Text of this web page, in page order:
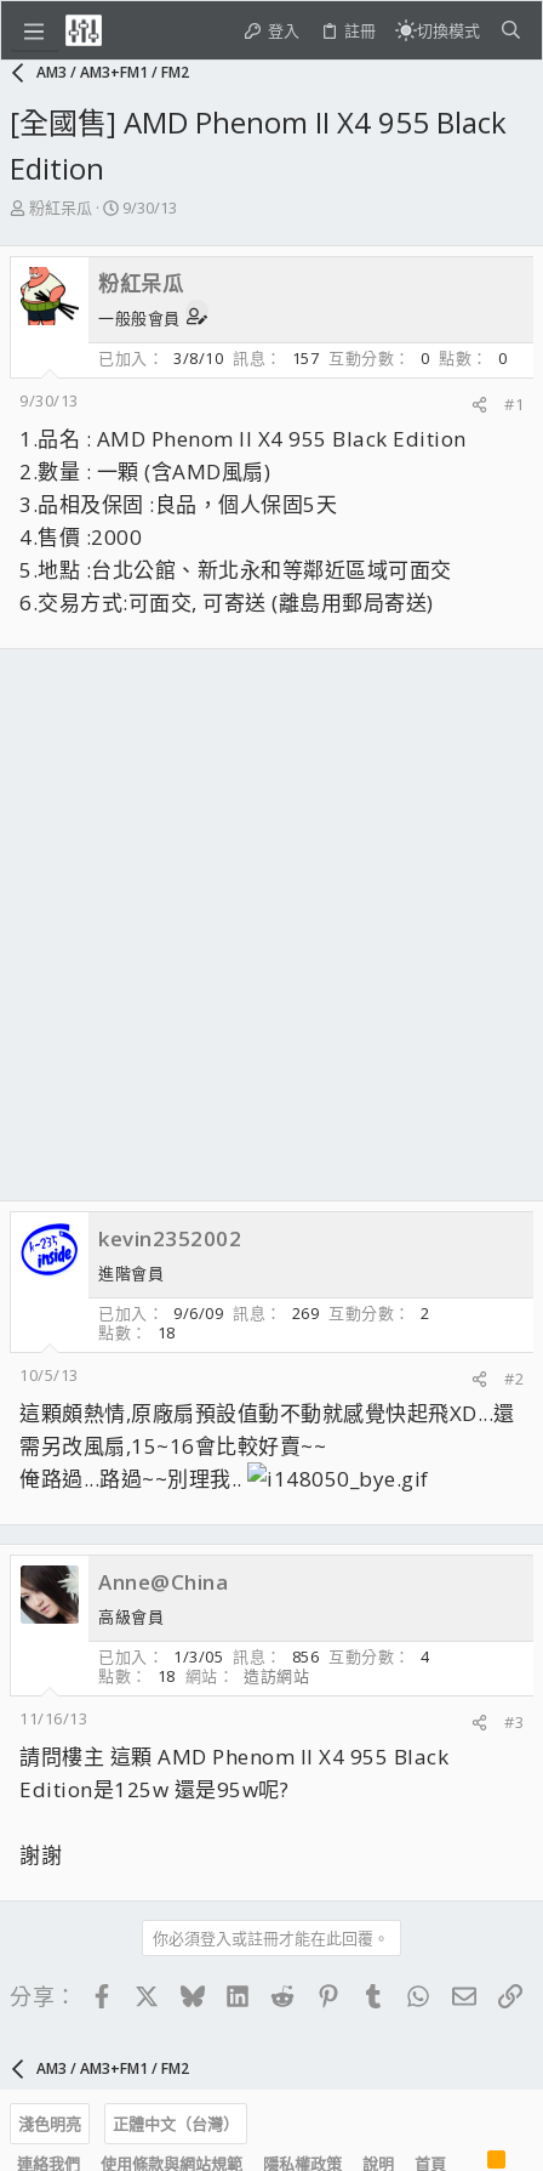
登入 註冊 切換模式
AM3 / AM3+FM1 / FM2
[全國售] AMD Phenom II X4 955 Black
Edition
主
發
起
人
粉紅呆瓜
開
日
期
9/30/13
粉紅呆瓜
一般般會員
已加入
3/8/10 訊息 157 互動分數 0 點數
0
9/30/13
#1
1.品名 : AMD Phenom II X4 955 Black Edition
2.數量 : 一顆 (含AMD風扇)
3.品相及保固 :良品，個人保固5天
4.售價 :2000
5.地點 :台北公館、新北永和等鄰近區域可面交
6.交易方式:可面交, 可寄送 (離島用郵局寄送)
kevin2352002
進階會員
已加入
9/6/09 訊息 269 互動分數
2
點數
18
10/5/13
#2
這顆頗熱情,原廠扇預設值動不動就感覺快起飛XD...還
需另改風扇,15~16會比較好賣~~
俺路過...路過~~別理我..
Anne@China
高級會員
已加入
1/3/05 訊息 856 互動分數
4
點數
18 網站
造訪網站
11/16/13
#3
請問樓主 這顆 AMD Phenom II X4 955 Black
Edition是125w 還是95w呢?
謝謝
你必須登入或註冊才能在此回覆。
分享： FacebookBlueskyLinkedIn
Reddit PinterestTumblrWhatsApp
電子
AM3 / AM3+FM1 / FM2
淺色明亮
正體中文（台灣）
連絡我們
使用條款與網站規範 隱私權政策 說明 首頁